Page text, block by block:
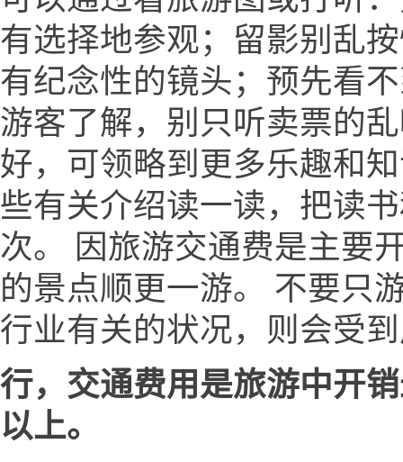
有选择地参观；留影别乱
有纪念性的镜头；预先看
游客了解，别只听卖票的
好，可领略到更多乐趣和
些有关介绍读一读，把读
次。 因旅游交通费是主要
的景点顺更一游。 不要只
行业有关的状况，则会受
行，交通费用是旅游中开
以上。